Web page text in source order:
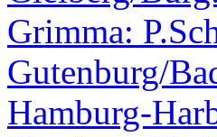
Grimma:
Gutenburg/
Hamburg-